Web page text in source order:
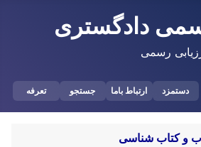
دادگستری
رسمی
دستمزد ارتباط باما جستجو تعرفه
و کتاب شناسی